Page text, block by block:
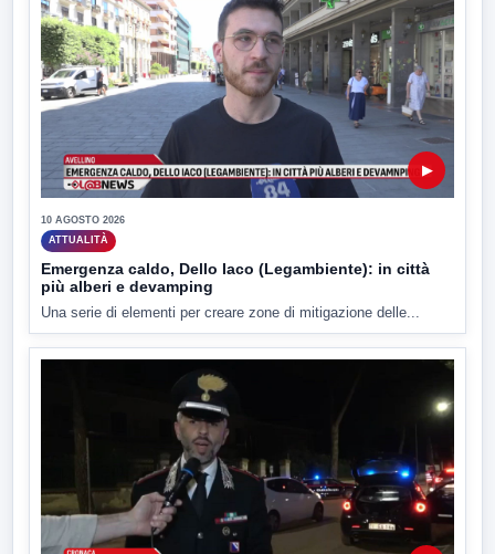
▶
10 AGOSTO 2026
ATTUALITÀ
Emergenza caldo, Dello Iaco (Legambiente): in città
più alberi e devamping
Una serie di elementi per creare zone di mitigazione delle...